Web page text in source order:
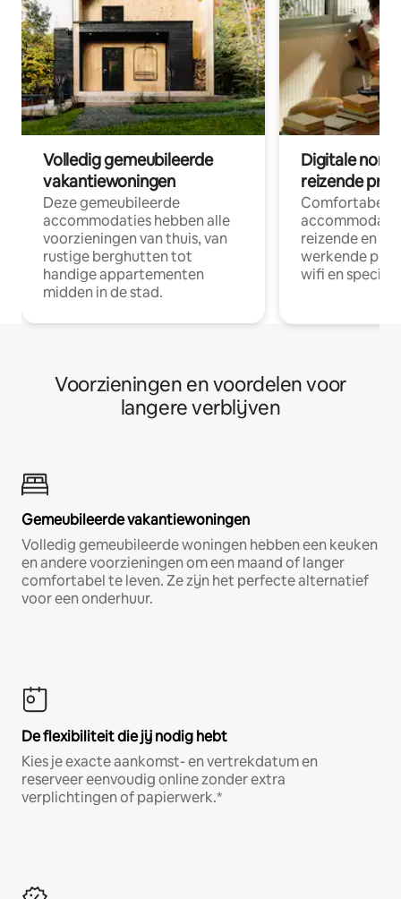
Volledig gemeubileerde
vakantiewoningen
Deze gemeubileerde
accommodaties hebben alle
voorzieningen van thuis, van
rustige berghutten tot
handige appartementen
midden in de stad.
Digitale
reizende
Comfortabele
reizende en
werkende
wifi en
Voorzieningen en voordelen voor
langere verblijven
Gemeubileerde vakantiewoningen
Volledig gemeubileerde woningen hebben een keuken
en andere voorzieningen om een maand of langer
comfortabel te leven. Ze zijn het perfecte alternatief
voor een onderhuur.
De flexibiliteit die jij nodig hebt
Kies je exacte aankomst- en vertrekdatum en
reserveer eenvoudig online zonder extra
verplichtingen of papierwerk.*